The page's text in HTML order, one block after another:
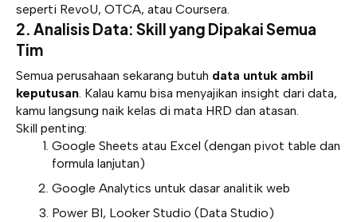
seperti RevoU, OTCA, atau Coursera.
2. Analisis Data: Skill yang Dipakai Semua
Tim
Semua perusahaan sekarang butuh data untuk ambil
keputusan. Kalau kamu bisa menyajikan insight dari data,
kamu langsung naik kelas di mata HRD dan atasan.
Skill penting:
Google Sheets atau Excel (dengan pivot table dan
formula lanjutan)
Google Analytics untuk dasar analitik web
Power BI, Looker Studio (Data Studio)